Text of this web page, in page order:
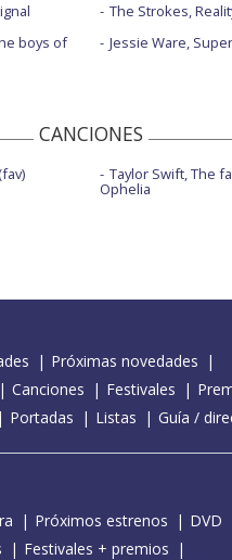
boys of
The Strokes,
Jessie Ware,
CANCIONES
Taylor Swift, The
Ophelia
Próximas novedades
Canciones Festivales
Portadas Listas Guía /
Próximos estrenos
DVD
Festivales + premios